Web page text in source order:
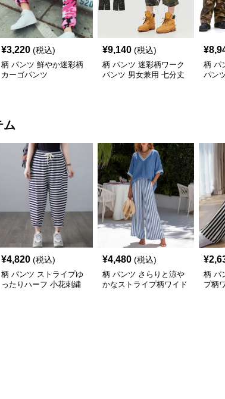
¥3,220 (税込)
柄 パンツ 鮮やか迷彩柄
カーゴパンツ
¥9,140 (税込)
柄 パンツ 迷彩柄ワーク
パンツ 男女兼用 七分丈
¥
柄 パ
パン
ム
¥4,820 (税込)
柄 パンツ ストライプゆ
ったりハーフ 小花刺繍
¥4,480 (税込)
柄 パンツ さらりと涼や
かなストライプ柄ワイド
¥
柄 パ
プ柄